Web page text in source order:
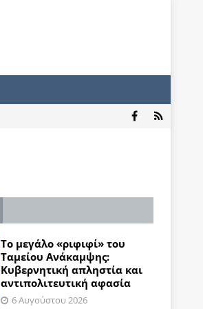
Το μεγάλο «ριφιφί» του
Ταμείου Ανάκαμψης:
Κυβερνητική απληστία και
αντιπολιτευτική αφασία
6 Αυγούστου 2026